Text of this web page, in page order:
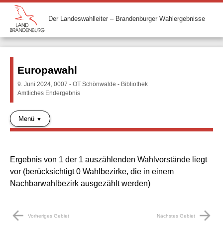
Der Landeswahlleiter – Brandenburger Wahlergebnisse
Europawahl
9. Juni 2024, 0007 - OT Schönwalde - Bibliothek
Amtliches Endergebnis
Menü
Ergebnis von 1 der 1 auszählenden Wahlvorstände liegt
vor (berücksichtigt 0 Wahlbezirke, die in einem
Nachbarwahlbezirk ausgezählt werden)
arrow_back Vorheriges Gebiet Nächstes Gebiet arrow_forward